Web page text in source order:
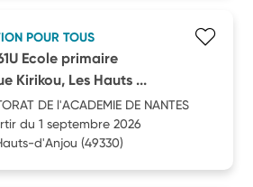
POUR TOUS
Ecole primaire
Kirikou, Les Hauts ...
DE l'ACADEMIE DE NANTES
du 1 septembre 2026
d'Anjou (49330)